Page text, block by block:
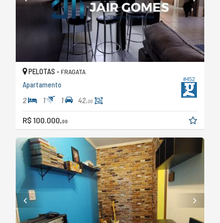
#452
PELOTAS - FRAGATA
Apartamento
2 1 1 42,00
R$ 100.000,00